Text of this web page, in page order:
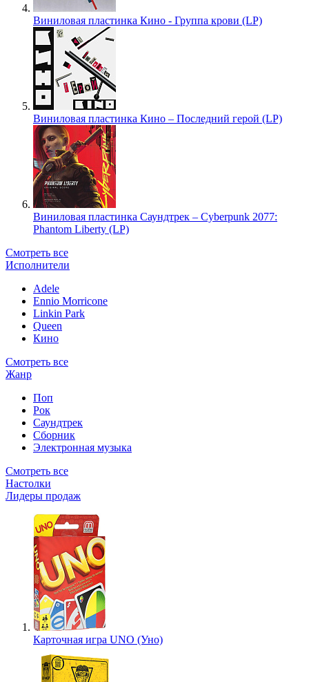
Виниловая пластинка Кино - Группа крови (LP)
Виниловая пластинка Кино – Последний герой (LP)
Виниловая пластинка Саундтрек – Cyberpunk 2077:
Phantom Liberty (LP)
Смотреть все
Исполнители
Adele
Ennio Morricone
Linkin Park
Queen
Кино
Смотреть все
Жанр
Поп
Рок
Саундтрек
Сборник
Электронная музыка
Смотреть все
Настолки
Лидеры продаж
Карточная игра UNO (Уно)